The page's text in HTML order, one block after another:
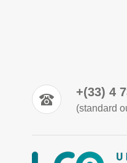
+(33) 4
(standard